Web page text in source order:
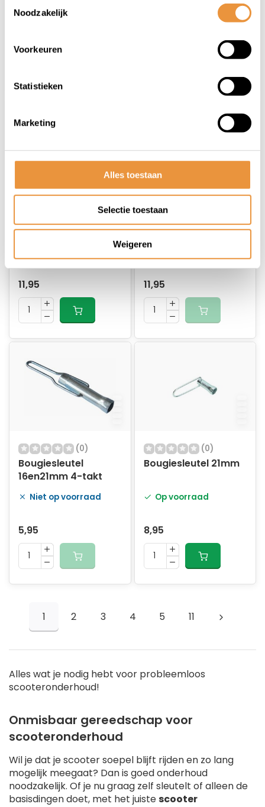
Noodzakelijk
Voorkeuren
Statistieken
Marketing
Alles toestaan
Selectie toestaan
Weigeren
starttandwiel
11,95
Blokkeersleutel Vario
11,95
(0)
Bougiesleutel
16en21mm 4-takt
Niet op voorraad
5,95
(0)
Bougiesleutel 21mm
Op voorraad
8,95
1 2 3 4 5 11
Alles wat je nodig hebt voor probleemloos
scooteronderhoud!
Onmisbaar gereedschap voor
scooteronderhoud
Wil je dat je scooter soepel blijft rijden en zo lang
mogelijk meegaat? Dan is goed onderhoud
noodzakelijk. Of je nu graag zelf sleutelt of alleen de
basisdingen doet, met het juistescooter